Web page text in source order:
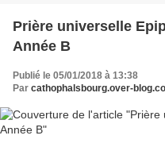
Prière universelle
Année B
Publié le 05/01/2018 à 13:38
Par cathophalsbourg.over-